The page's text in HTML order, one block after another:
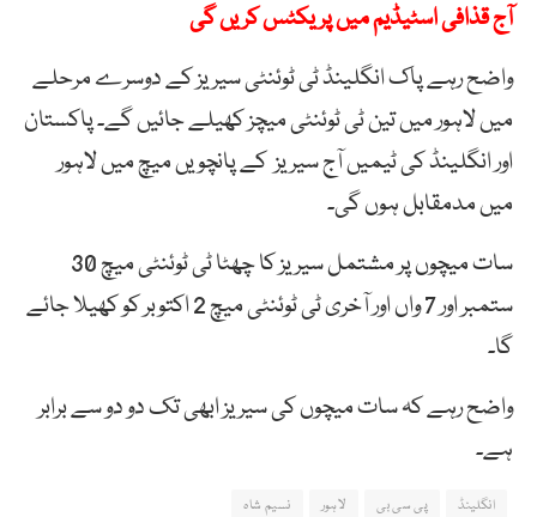
آج قذافی اسٹیڈیم میں پریکٹس کریں گی
واضح رہے پاک انگلینڈ ٹی ٹوئنٹی سیریز کے دوسرے مرحلے
میں لاہور میں تین ٹی ٹوئنٹی میچز کھیلے جائیں گے۔ پاکستان
اور انگلینڈ کی ٹیمیں آج سیریز کے پانچویں میچ میں لاہور
میں مدمقابل ہوں گی۔
سات میچوں پر مشتمل سیریز کا چھٹا ٹی ٹوئنٹی میچ 30
ستمبر اور 7 واں اور آخری ٹی ٹوئنٹی میچ 2 اکتوبر کو کھیلا جائے
گا۔
واضح رہے کہ سات میچوں کی سیریز ابھی تک دو دو سے برابر
ہے۔
انگلینڈ پی سی بی لاہور نسیم شاہ